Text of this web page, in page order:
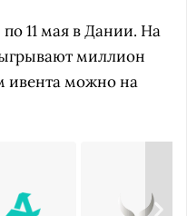
11 мая в Дании. На
миллион
ивента можно на